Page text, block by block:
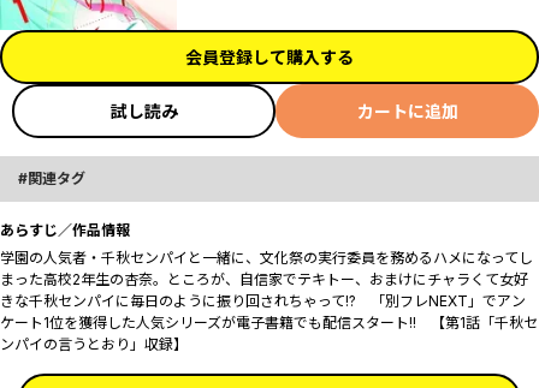
会員登録して購入する
試し読み カートに追加
関連タグ
あらすじ／作品情報
学園の人気者・千秋センパイと一緒に、文化祭の実行委員を務めるハメになってし
まった高校2年生の杏奈。ところが、自信家でテキトー、おまけにチャラくて女好
きな千秋センパイに毎日のように振り回されちゃって――!? 「別フレNEXT」でアン
ケート1位を獲得した人気シリーズが電子書籍でも配信スタート!! 【第1話「千秋セ
ンパイの言うとおり」収録】